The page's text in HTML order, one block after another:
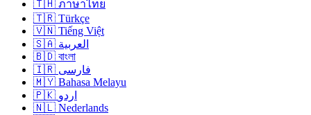
🇹🇭 ภาษาไทย
🇹🇷 Türkçe
🇻🇳 Tiếng Việt
🇸🇦 العربية
🇧🇩 বাংলা
🇮🇷 فارسی
🇲🇾 Bahasa Melayu
🇵🇰 اردو
🇳🇱 Nederlands